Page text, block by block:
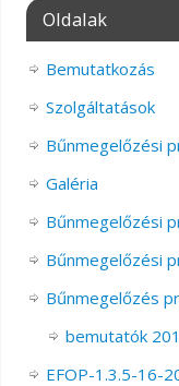
Oldalak
Bemutatkozás
Szolgáltatások
Bűnmegelőzési
Galéria
Bűnmegelőzési
Bűnmegelőzési
Bűnmegelőzés
bemutatók
EFOP-1.3.5-16-